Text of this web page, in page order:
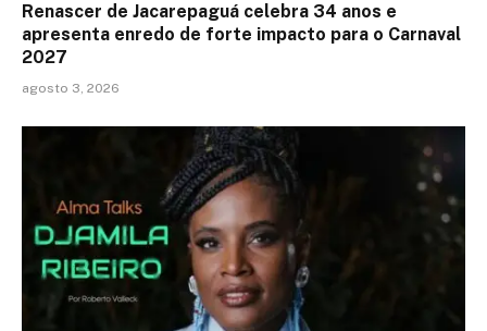
Renascer de Jacarepaguá celebra 34 anos e
apresenta enredo de forte impacto para o Carnaval
2027
agosto 3, 2026